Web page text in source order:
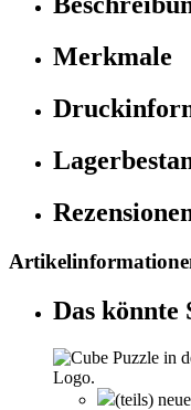
Merkmale
Das könnte
(teils)